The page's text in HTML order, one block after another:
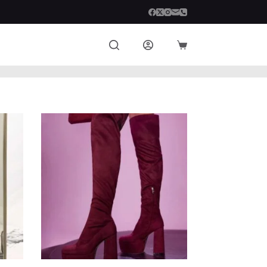
Carro